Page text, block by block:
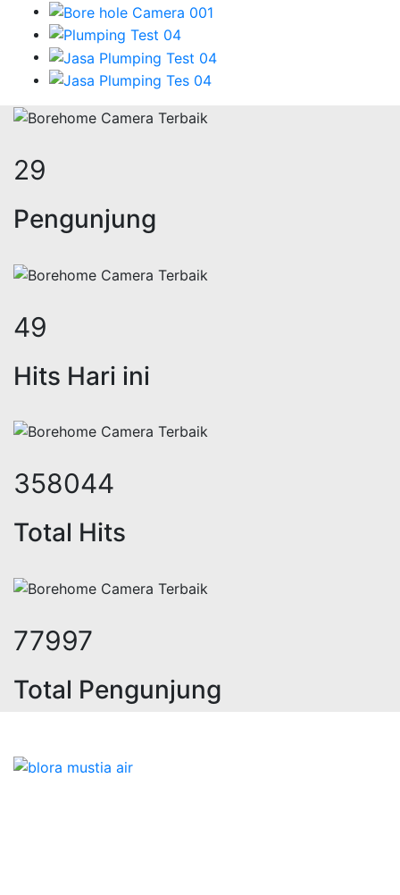
34
Pengunjung
58
Hits Hari ini
420560
Total Hits
91615
Total Pengunjung